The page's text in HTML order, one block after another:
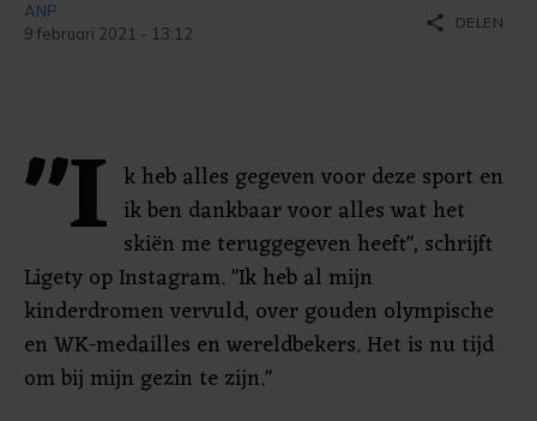
ANP
9 februari 2021 - 13:12
share DELEN
"I k heb alles gegeven voor deze sport en
ik ben dankbaar voor alles wat het
skiën me teruggegeven heeft", schrijft
Ligety op Instagram. "Ik heb al mijn
kinderdromen vervuld, over gouden olympische
en WK-medailles en wereldbekers. Het is nu tijd
om bij mijn gezin te zijn."